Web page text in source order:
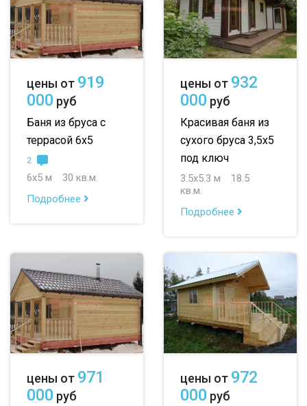
цены от 919
000 руб
Баня из бруса с
террасой 6х5
2
6х5 м
30 кв.м.
Подробнее
цены от 932
000 руб
Красивая баня из
сухого бруса 3,5х5
под ключ
3.5х5.3 м
18.5
кв.м.
Подробнее
цены от 971
000 руб
цены от 972
000 руб